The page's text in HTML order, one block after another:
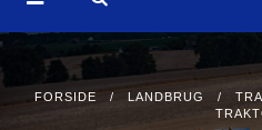
FORSIDE / LANDBRUG /